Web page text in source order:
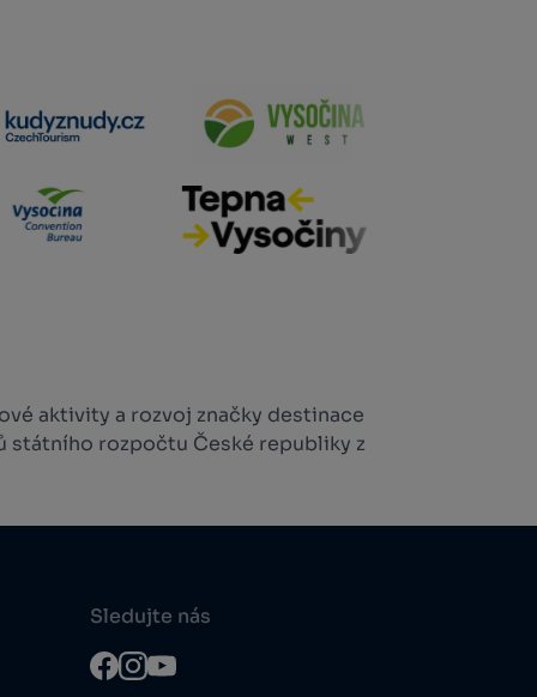
aktivity a rozvoj značky destinace
státního rozpočtu České republiky z
Sledujte nás